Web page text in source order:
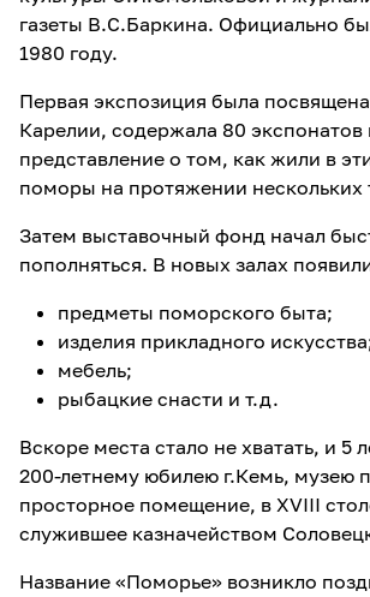
газеты В.С.Баркина. Официально
1980 году.
Первая экспозиция была
Карелии, содержала 80
представление о том, как жили в
поморы на протяжении нескольких
Затем выставочный фонд начал
пополняться. В новых залах
предметы поморского быта;
изделия прикладного
мебель;
рыбацкие снасти и т.д.
Вскоре места стало не хватать, и 5
200-летнему юбилею г.Кемь, музею
просторное помещение, в XVIII
служившее казначейством
Название «Поморье» возникло